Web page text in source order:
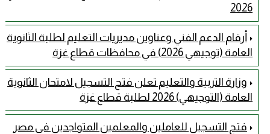
2026
أرقام الدعم الفني وعناوين مديريات التعليم لطلبة الثانوية
العامة (توجيهي 2026) في محافظات قطاع غزة
وزارة التربية والتعليم تعلن فتح التسجيل لامتحان الثانوية
العامة (التوجيهي) 2026 لطلبة قطاع غزة
فتح التسجيل للعاملين والمعلمين المتواجدين في مصر